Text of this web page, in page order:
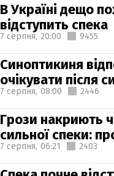
В Україні дещо
відступить спека
7 серпня, 20:00 9455
Синоптикиня
очікувати після
7 серпня, 08:00 2446
Грози накриють
сильної спеки:
7 серпня, 06:21 2403